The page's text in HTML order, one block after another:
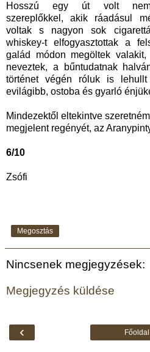
Hosszú egy út volt nem
szereplőkkel, akik ráadásul
voltak s nagyon sok
whiskey-t elfogyasztottak a
galád módon megöltek
neveztek, a bűntudatnak
történet végén róluk is
evilágibb, ostoba és gyarló
Mindezektől eltekintve
megjelent regényét, az
6/10
Zsófi
Megosztás
Nincsenek megjegyzések:
Megjegyzés küldése
‹ Főoldal